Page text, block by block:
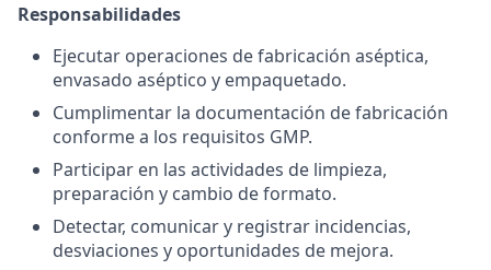
Responsabilidades
Ejecutar operaciones de fabricación aséptica,
envasado aséptico y empaquetado.
Cumplimentar la documentación de fabricación
conforme a los requisitos GMP.
Participar en las actividades de limpieza,
preparación y cambio de formato.
Detectar, comunicar y registrar incidencias,
desviaciones y oportunidades de mejora.